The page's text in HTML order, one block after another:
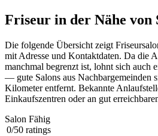
Friseur in der Nähe von
Die folgende Übersicht zeigt
mit Adresse und Kontaktdaten. Da die
manchmal begrenzt ist, lohnt sich auch
— gute Salons aus Nachbargemeinden
Kilometer entfernt. Bekannte
Einkaufszentren oder an gut
Salon Fähig
0/50 ratings